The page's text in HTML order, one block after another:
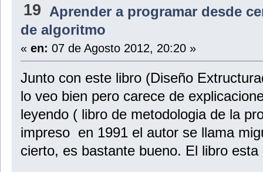
19 Aprender a programar desde
de algoritmo
« en: 07 de Agosto 2012, 20:20 »
Junto con este libro (Diseño
lo veo bien pero carece de
leyendo ( libro de metodologia de la
impreso en 1991 el autor se llama
cierto, es bastante bueno. El libro